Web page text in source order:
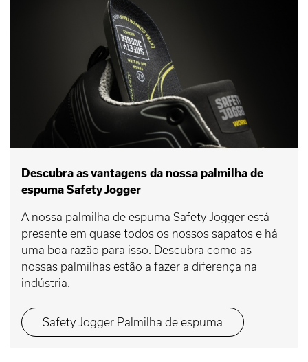
Descubra as vantagens da nossa palmilha de
espuma Safety Jogger
A nossa palmilha de espuma Safety Jogger está
presente em quase todos os nossos sapatos e há
uma boa razão para isso. Descubra como as
nossas palmilhas estão a fazer a diferença na
indústria.
Safety Jogger Palmilha de espuma